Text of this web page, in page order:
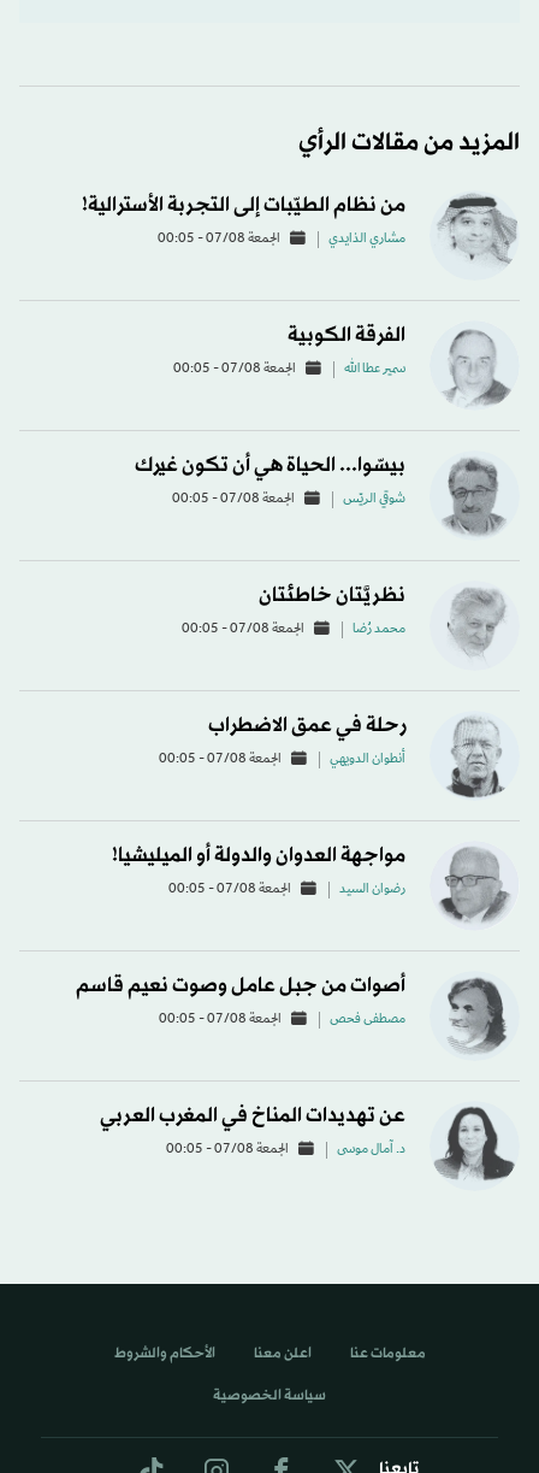
المزيد من مقالات الرأي
من نظام الطيّبات إلى التجربة الأسترالية!
مشاري الذايدي الجمعة 07/08 - 00:05
الفرقة الكوبية
سمير عطا الله الجمعة 07/08 - 00:05
بيسّوا... الحياة هي أن تكون غيرك
شوقي الريّس الجمعة 07/08 - 00:05
نظريَّتان خاطئتان
محمد رُضا الجمعة 07/08 - 00:05
رحلة في عمق الاضطراب
أنطوان الدويهي الجمعة 07/08 - 00:05
مواجهة العدوان والدولة أو الميليشيا!
رضوان السيد الجمعة 07/08 - 00:05
أصوات من جبل عامل وصوت نعيم قاسم
مصطفى فحص الجمعة 07/08 - 00:05
عن تهديدات المناخ في المغرب العربي
د. آمال موسى الجمعة 07/08 - 00:05
معلومات عنا اعلن معنا الأحكام والشروط
سياسة الخصوصية